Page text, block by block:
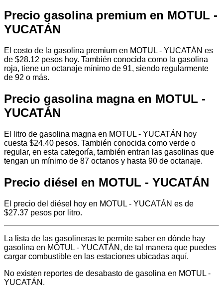
Precio gasolina premium en MOTUL -
YUCATÁN
El costo de la gasolina premium en MOTUL - YUCATÁN es
de $28.12 pesos hoy. También conocida como la gasolina
roja, tiene un octanaje mínimo de 91, siendo regularmente
de 92 o más.
Precio gasolina magna en MOTUL -
YUCATÁN
El litro de gasolina magna en MOTUL - YUCATÁN hoy
cuesta $24.40 pesos. También conocida como verde o
regular, en esta categoría, también entran las gasolinas que
tengan un mínimo de 87 octanos y hasta 90 de octanaje.
Precio diésel en MOTUL - YUCATÁN
El precio del diésel hoy en MOTUL - YUCATÁN es de
$27.37 pesos por litro.
La lista de las gasolineras te permite saber en dónde hay
gasolina en MOTUL - YUCATÁN, de tal manera que puedes
cargar combustible en las estaciones ubicadas aquí.
No existen reportes de desabasto de gasolina en MOTUL -
YUCATÁN.